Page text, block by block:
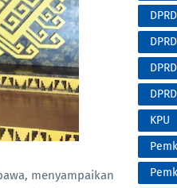
menyampaikan
KPU